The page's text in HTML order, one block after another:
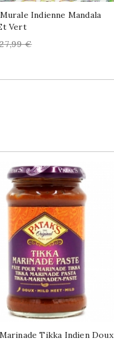
Indienne Mandala
Vert
Regular
27,99 €
Tikka Indien Doux